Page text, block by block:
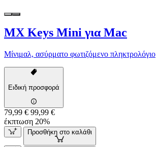
MX Keys Mini για Mac
Μίνιμαλ, ασύρματο φωτιζόμενο πληκτρολόγιο
Ειδική προσφορά
79,99 € 99,99 €
έκπτωση 20%
Προσθήκη στο καλάθι